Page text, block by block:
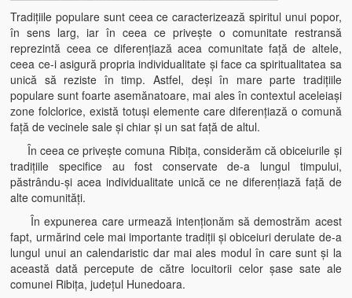
Casa Muzeu „Lada de Zestre” din Ribiţa
REZERVAŢIA NATURALĂ SPEOLOGICĂ CHEILE
Obiective Turistice din Vecinătate
Folclor
Obiceiuri locale și legende
Ultimul meşter de fluiere din Zarand
Informații utile
Informații despre comuna Ribița
Tradiţiile populare sunt ceea ce caracterizează spiritul unui popor,
în sens larg, iar în ceea ce priveşte o comunitate restransă
reprezintă ceea ce diferenţiază acea comunitate faţă de altele,
ceea ce-i asigură propria individualitate şi face ca spiritualitatea sa
unică să reziste în timp. Astfel, deşi în mare parte tradiţiile
populare sunt foarte asemănatoare, mai ales în contextul aceleiaşi
zone folclorice, există totuşi elemente care diferenţiază o comună
faţă de vecinele sale şi chiar şi un sat faţă de altul.
În ceea ce priveşte comuna Ribiţa, considerăm că obiceiurile şi
tradiţiile specifice au fost conservate de-a lungul timpului,
păstrându-şi acea individualitate unică ce ne diferenţiază faţă de
alte comunităţi.
În expunerea care urmează intenţionăm să demostrăm acest
fapt, urmărind cele mai importante tradiţii şi obiceiuri derulate de-a
lungul unui an calendaristic dar mai ales modul în care sunt şi la
această dată percepute de către locuitorii celor şase sate ale
comunei Ribiţa, judeţul Hunedoara.